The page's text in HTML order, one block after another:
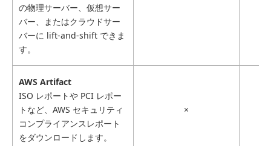
の物理サーバー、仮想サー
バー、またはクラウドサー
バーに lift-and-shift できま
す。
AWS Artifact
ISO レポートや PCI レポー
トなど、AWS セキュリティ
コンプライアンスレポート
をダウンロードします。
×